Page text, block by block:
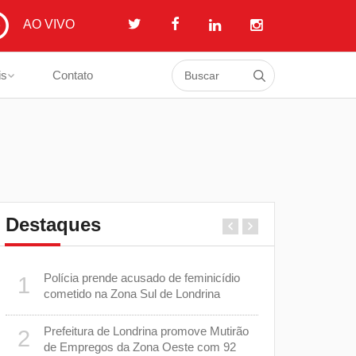
AO VIVO
Contato
Destaques
1
Polícia prende acusado de feminicídio
cometido na Zona Sul de Londrina
2
Prefeitura de Londrina promove Mutirão
de Empregos da Zona Oeste com 92